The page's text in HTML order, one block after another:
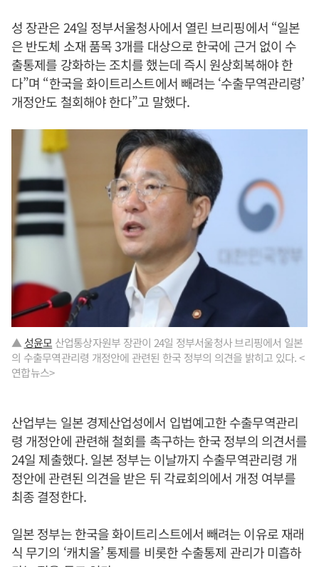
성 장관은 24일 정부서울청사에서 열린 브리핑에서 “일본
은 반도체 소재 품목 3개를 대상으로 한국에 근거 없이 수
출통제를 강화하는 조치를 했는데 즉시 원상회복해야 한
다”며 “한국을 화이트리스트에서 빼려는 ‘수출무역관리령’
개정안도 철회해야 한다”고 말했다.
▲성윤모 산업통상자원부 장관이 24일 정부서울청사 브리핑에서 일본
의 수출무역관리령 개정안에 관련된 한국 정부의 의견을 밝히고 있다. <
연합뉴스>
산업부는 일본 경제산업성에서 입법예고한 수출무역관리
령 개정안에 관련해 철회를 촉구하는 한국 정부의 의견서를
24일 제출했다. 일본 정부는 이날까지 수출무역관리령 개
정안에 관련된 의견을 받은 뒤 각료회의에서 개정 여부를
최종 결정한다.
일본 정부는 한국을 화이트리스트에서 빼려는 이유로 재래
식 무기의 ‘캐치올’ 통제를 비롯한 수출통제 관리가 미흡하